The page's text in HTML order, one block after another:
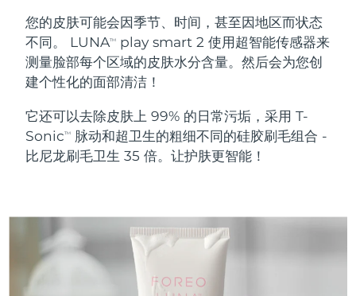
您的皮肤可能会因季节、时间，甚至因地区而状态
不同。 LUNATM
play smart 2 使用超智能传感器来
测量脸部每个区域的皮肤水分含量。然后会为您创
建个性化的面部清洁！
它还可以去除皮肤上 99% 的日常污垢，采用 T-
SonicTM
脉动和超卫生的粗细不同的硅胶刷毛组合 -
比尼龙刷毛卫生 35 倍。让护肤更智能！
面部清洁
LUNA™ 4 套装
Anti-aging massage
LUNA™ 4 Plus
LUNA™ 4 Men
For men, anti-aging massage
紧致提拉
BEAR™ 2 套装
Microcurrent toning
BEAR™ 2 go
BEAR™ 2 eyes & lips
Microcurrent line smoothing device
补水保湿
UFO™ 3 套装
UFO™ 3 LED
Near-infrared and red light therapy
口腔护理
issa™ 4
issa™ 4 plus
Smart hybrid silicone sonic toothbrush
抗老 LED治疗
NEW
比利时 预计送达日期8/9/26
百慕大
波斯尼亚和黑塞哥维那 预计送达日期 8/12/26
文莱 预计送达日期
加拿大 预计送达日期
智利